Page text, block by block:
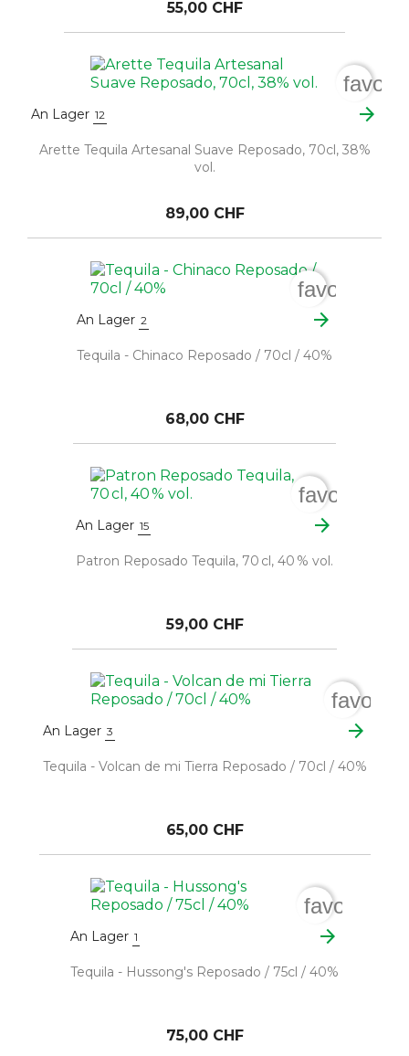
55,00 CHF
An Lager 12 arrow_forward
Arette Tequila Artesanal Suave Reposado, 70cl, 38%
vol.
89,00 CHF
An Lager 2 arrow_forward
Tequila - Chinaco Reposado / 70cl / 40%
68,00 CHF
An Lager 15 arrow_forward
Patron Reposado Tequila, 70 cl, 40 % vol.
59,00 CHF
An Lager 3 arrow_forward
Tequila - Volcan de mi Tierra Reposado / 70cl / 40%
65,00 CHF
An Lager 1 arrow_forward
Tequila - Hussong's Reposado / 75cl / 40%
75,00 CHF